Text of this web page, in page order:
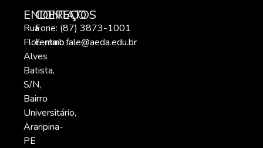
ENDEREÇO
Rua
Florentino
Alves
Batista,
S/N,
Bairro
Universitário,
Araripina-
PE
CONTATOS
Fone: (87) 3873-1001
E-mail:fale@aeda.edu.br